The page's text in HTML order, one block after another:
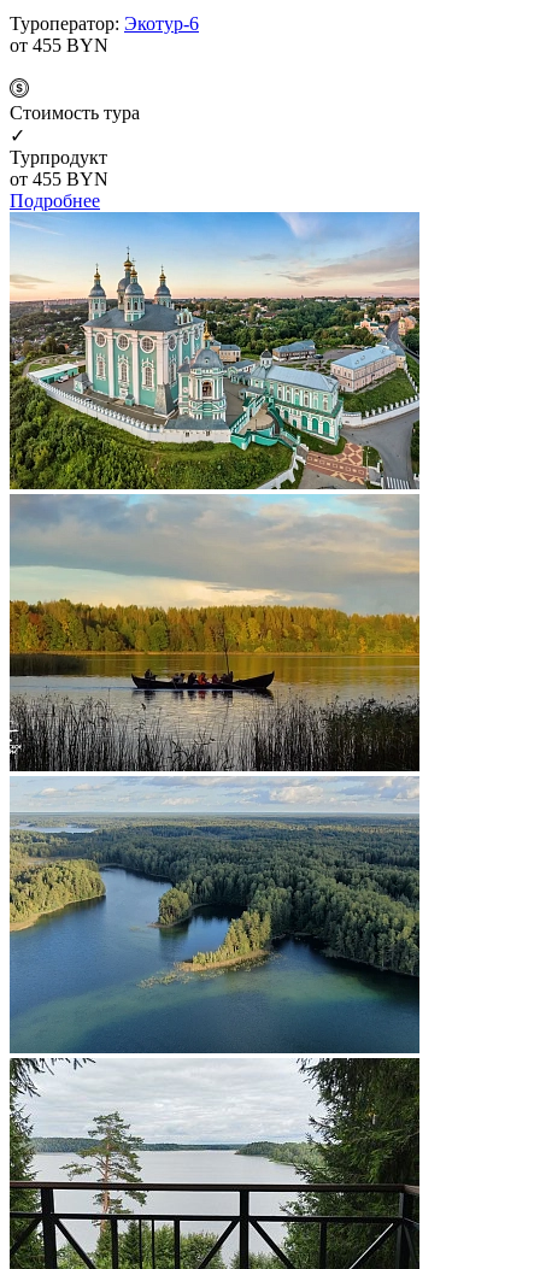
Туроператор: Экотур-6
от 455 BYN
Cтоимость тура
✓
Турпродукт
от 455 BYN
Подробнее